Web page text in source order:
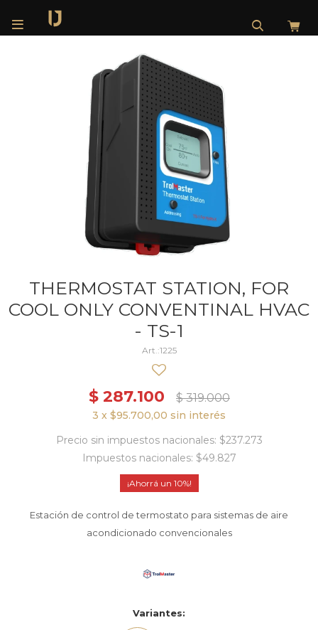

THERMOSTAT STATION, FOR
COOL ONLY CONVENTINAL HVAC
- TS-1
1225
$ 287.100 $ 319.000
3 x $95.700,00 sin interés
Precio sin impuestos nacionales: $237.273
Impuestos nacionales: $49.827
10
Estación de control de termostato para sistemas de aire
acondicionado convencionales
Variantes: